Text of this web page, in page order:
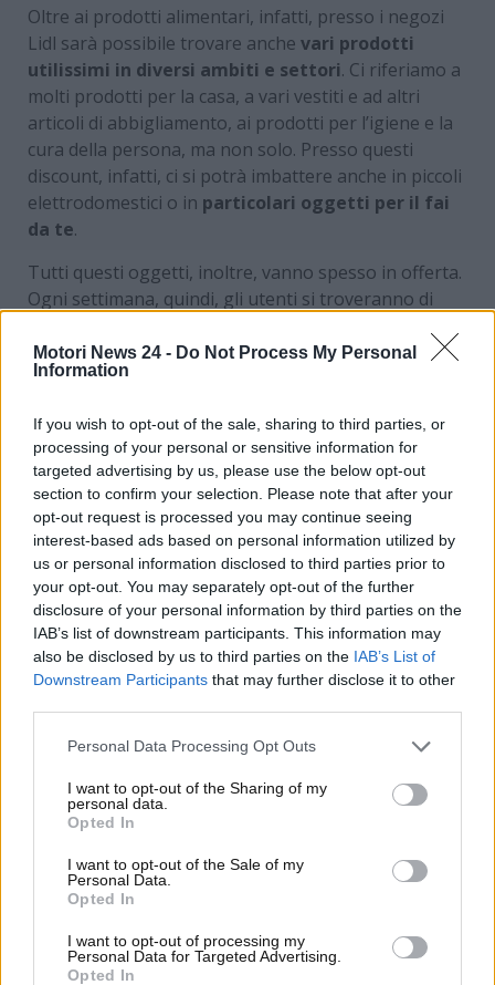
Motori News 24 - Do Not Process My Personal
Information
If you wish to opt-out of the sale, sharing to third parties, or
processing of your personal or sensitive information for
targeted advertising by us, please use the below opt-out
section to confirm your selection. Please note that after your
opt-out request is processed you may continue seeing
interest-based ads based on personal information utilized by
us or personal information disclosed to third parties prior to
your opt-out. You may separately opt-out of the further
disclosure of your personal information by third parties on the
IAB’s list of downstream participants. This information may
also be disclosed by us to third parties on the IAB’s List of
Downstream Participants that may further disclose it to other
Personal Data Processing Opt Outs
I want to opt-out of the Sharing of my
personal data.
Opted In
I want to opt-out of the Sale of my
Personal Data.
Opted In
I want to opt-out of processing my
Personal Data for Targeted Advertising.
Opted In
Oltre ai prodotti alimentari, infatti, presso i negozi
Lidl sarà possibile trovare anche vari prodotti
utilissimi in diversi ambiti e settori. Ci riferiamo a
molti prodotti per la casa, a vari vestiti e ad altri
articoli di abbigliamento, ai prodotti per l’igiene e la
cura della persona, ma non solo. Presso questi
discount, infatti, ci si potrà imbattere anche in piccoli
elettrodomestici o in particolari oggetti per il fai
da te.
Tutti questi oggetti, inoltre, vanno spesso in offerta.
Ogni settimana, quindi, gli utenti si troveranno di
sfuggire. Nelle prossime righe scopriremo un
particolareoggetto che si trova ora in offerta da
caso in cui si abbia necessità di lavorare sulla
propria autocon alcuni piccoli interventi di
manutenzione. Ecco tutto quello che c’è da sapere.
Corri da Lidl per acquistare
questo oggetto di
fondamentale importanza:
tutto quello che c’è da
sapere
Con meno di 10 euro da Lidl potrai portarti a casa
un oggetto molto interessante. Ci riferiamo a una
particolarelampada portatile
. Uno strumento
luminosi o durante alcune operazioni di
manutenzione all’interno della tua auto. Andiamo a